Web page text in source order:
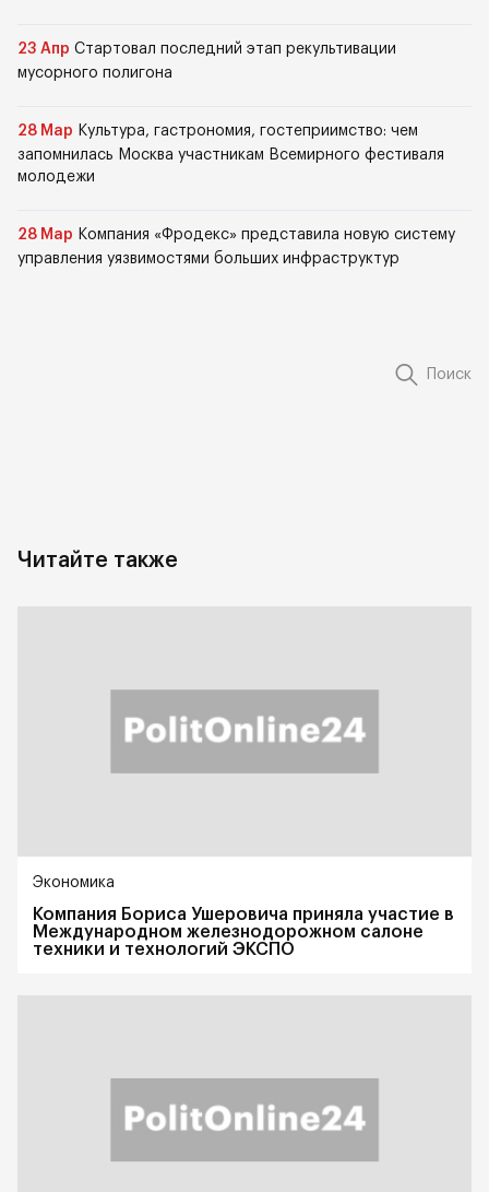
23 Апр Стартовал последний этап рекультивации
мусорного полигона
28 Мар Культура, гастрономия, гостеприимство: чем
запомнилась Москва участникам Всемирного фестиваля
молодежи
28 Мар Компания «Фродекс» представила новую систему
управления уязвимостями больших инфраструктур
Поиск
Читайте также
Экономика
Компания Бориса Ушеровича приняла участие в
Международном железнодорожном салоне
техники и технологий ЭКСПО